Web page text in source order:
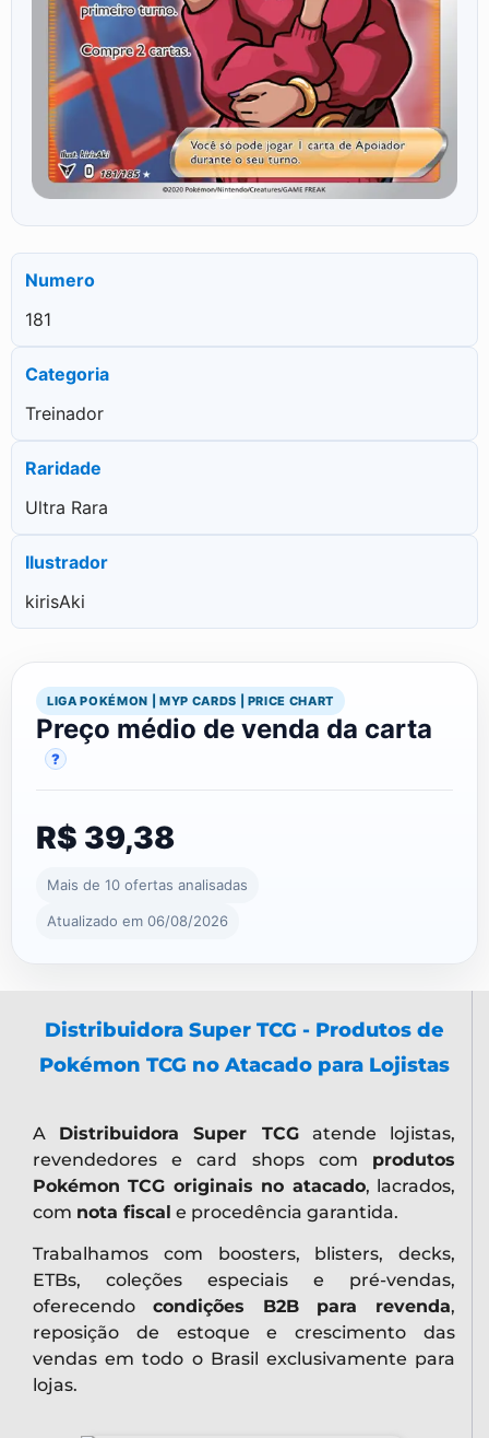
Numero
181
Categoria
Treinador
Raridade
Ultra Rara
Ilustrador
kirisAki
LIGA POKÉMON | MYP CARDS | PRICE CHART
Preço médio de venda da carta
?
R$ 39,38
Mais de 10 ofertas analisadas
Atualizado em 06/08/2026
Distribuidora Super TCG - Produtos de
Pokémon TCG no Atacado para Lojistas
A Distribuidora Super TCGatende lojistas,
revendedores e card shops com produtos
Pokémon TCG originais no atacado, lacrados,
com nota fiscal e procedência garantida.
Trabalhamos com boosters, blisters, decks,
ETBs, coleções especiais e pré-vendas,
oferecendo condições B2B para revenda,
reposição de estoque e crescimento das
vendas em todo o Brasil exclusivamente para
lojas.